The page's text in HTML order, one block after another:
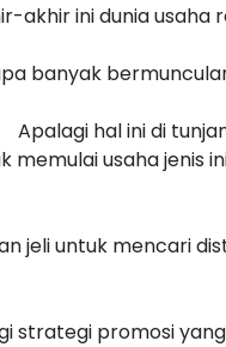
akhir ini dunia
banyak
Apalagi hal ini di
memulai usaha jenis
jeli untuk mencari
strategi promosi